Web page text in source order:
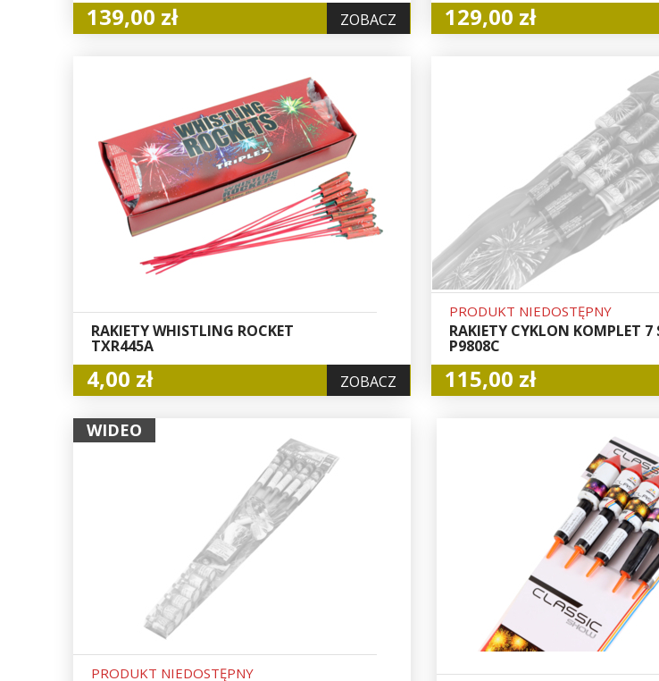
139,00 zł ZOBACZ 129,00 zł
RAKIETY WHISTLING ROCKET
TXR445A
4,00 zł ZOBACZ
PRODUKT NIEDOSTĘPNY
RAKIETY CYKLON KOMPLET 7
P9808C
115,00 zł
WIDEO
PRODUKT NIEDOSTĘPNY